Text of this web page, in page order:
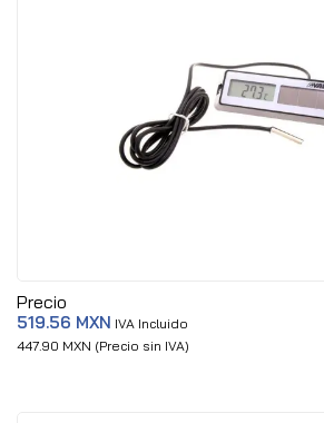
Precio
519.56 MXN IVA Incluido
447.90 MXN (Precio sin IVA)